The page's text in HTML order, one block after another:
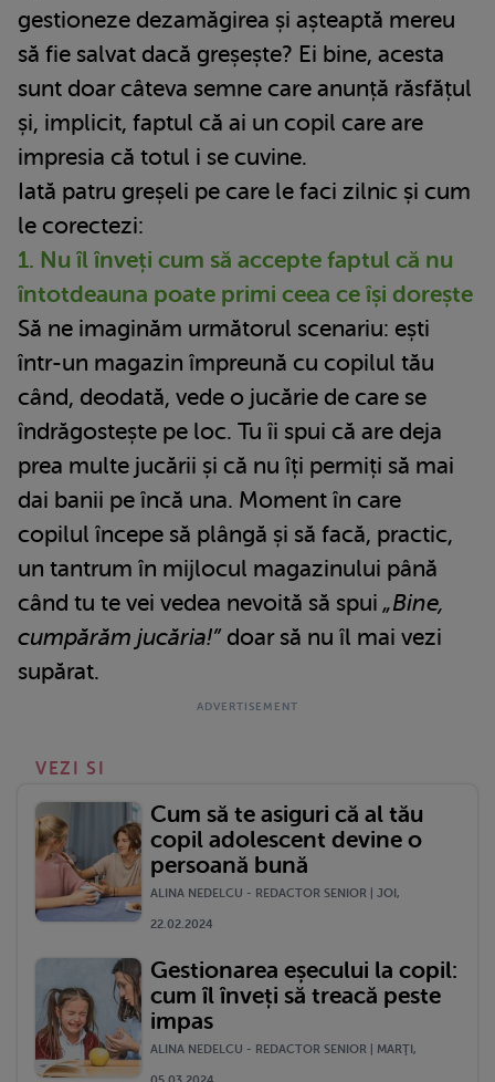
gestioneze dezamăgirea și așteaptă mereu
să fie salvat dacă greșește? Ei bine, acesta
sunt doar câteva semne care anunță răsfățul
și, implicit, faptul că ai un copil care are
impresia că totul i se cuvine.
Iată patru greșeli pe care le faci zilnic și cum
le corectezi:
1. Nu îl înveți cum să accepte faptul că nu
întotdeauna poate primi ceea ce își dorește
Să ne imaginăm următorul scenariu: ești
într-un magazin împreună cu copilul tău
când, deodată, vede o jucărie de care se
îndrăgostește pe loc. Tu îi spui că are deja
prea multe jucării și că nu îți permiți să mai
dai banii pe încă una. Moment în care
copilul începe să plângă și să facă, practic,
un tantrum în mijlocul magazinului până
când tu te vei vedea nevoită să spui „Bine,
cumpărăm jucăria!”doar să nu îl mai vezi
supărat.
VEZI SI
Cum să te asiguri că al tău
copil adolescent devine o
persoană bună
ALINA NEDELCU - REDACTOR SENIOR | JOI,
22.02.2024
Gestionarea eșecului la copil:
cum îl înveți să treacă peste
impas
ALINA NEDELCU - REDACTOR SENIOR | MARŢI,